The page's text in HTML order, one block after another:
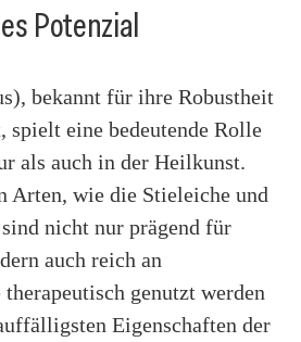
Potenzial
bekannt für ihre Robustheit
spielt eine bedeutende Rolle
als auch in der Heilkunst.
Arten, wie die Stieleiche und
nicht nur prägend für
auch reich an
genutzt werden
Eigenschaften der